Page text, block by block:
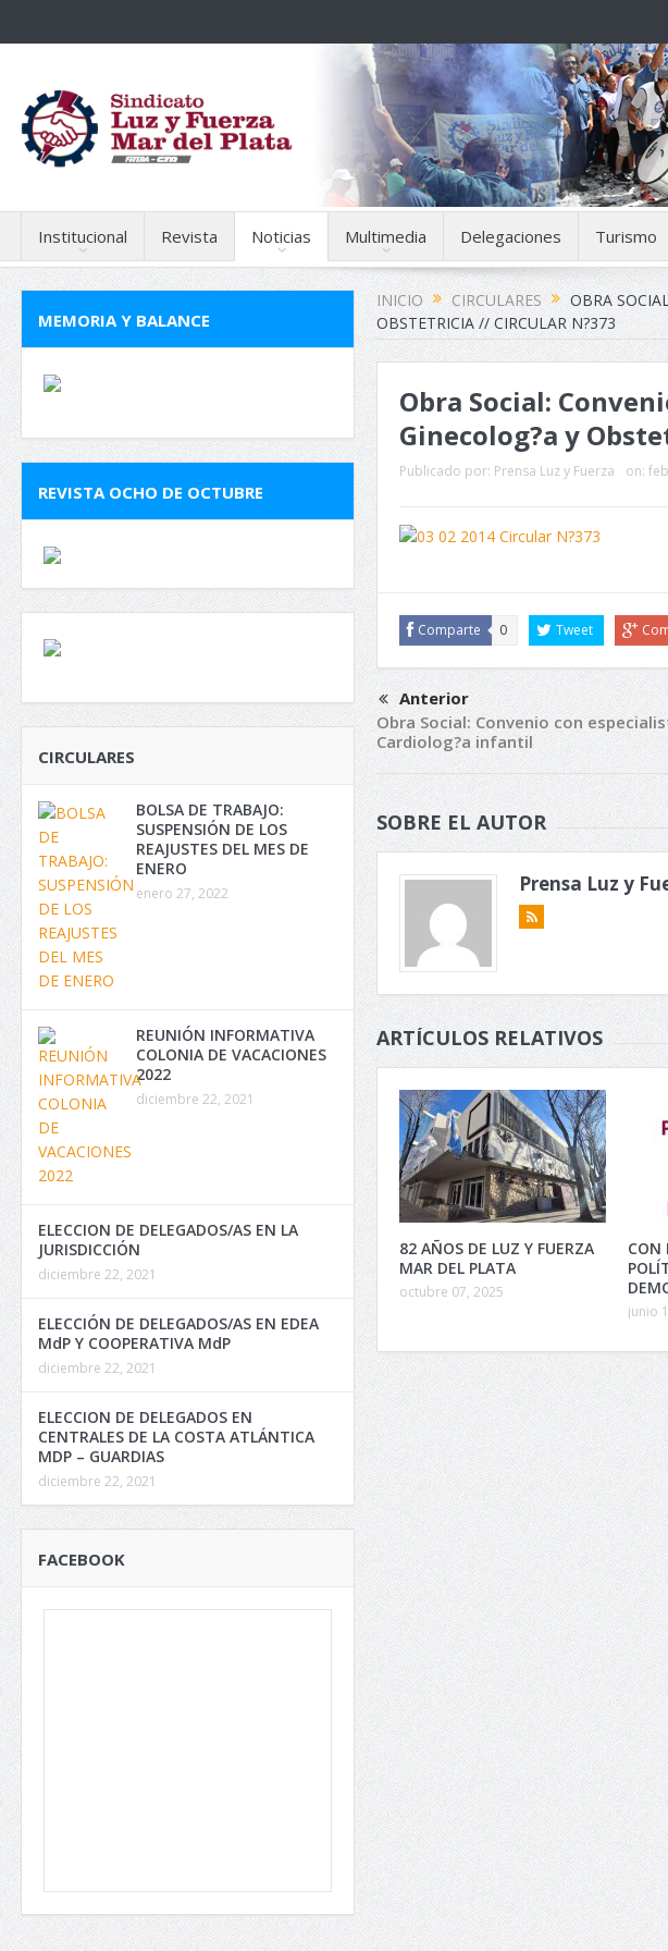
Institucional Revista Noticias Multimedia Delegaciones Turismo
INICIO CIRCULARES
OBRA
OBSTETRICIA // CIRCULAR N?373
Obra Social:
Ginecolog?a y
Publicado por: Prensa Luz y Fuerza on:
Comparte 0 Tweet
Anterior
Obra Social: Convenio con
Cardiolog?a infantil
SOBRE EL AUTOR
Prensa Luz y
ARTÍCULOS RELATIVOS
82 AÑOS DE LUZ Y FUERZA
MAR DEL PLATA
octubre 07, 2025
CON
junio
MEMORIA Y BALANCE
REVISTA OCHO DE OCTUBRE
CIRCULARES
BOLSA DE TRABAJO:
SUSPENSIÓN DE LOS
REAJUSTES DEL MES DE
ENERO
enero 27, 2022
REUNIÓN INFORMATIVA
COLONIA DE VACACIONES
2022
diciembre 22, 2021
ELECCION DE DELEGADOS/AS EN LA
JURISDICCIÓN
diciembre 22, 2021
ELECCIÓN DE DELEGADOS/AS EN EDEA
MdP Y COOPERATIVA MdP
diciembre 22, 2021
ELECCION DE DELEGADOS EN
CENTRALES DE LA COSTA ATLÁNTICA
MDP – GUARDIAS
diciembre 22, 2021
FACEBOOK